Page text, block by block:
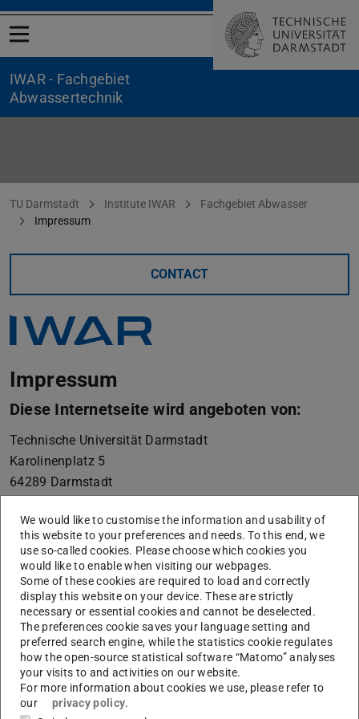
Open menu
IWAR - Fachgebiet
Abwassertechnik
You are here:
TU Darmstadt Institute IWAR
Fachgebiet Abwasser
Impressum
CONTACT
Impressum
Diese Internetseite wird angeboten von:
Technische Universität Darmstadt
Karolinenplatz 5
64289 Darmstadt
vertreten durch die Präsidentin der Technischen
Universität Darmstadt, Prof. Dr. Tanja Brühl
Die Technische Universität Darmstadt ist eine
rechtsfähige Körperschaft des öffentlichen Rechts gemäß
§ 1 Abs. 1 i.V.m. § 2 Abs. 1 Nr. 1 HHG (Hessisches
Hochschulgesetz vom 14. Dezember 2009, GVBl. I S.
666). Seit dem In-Kraft-Treten des TU Darmstadt-Gesetzes
(Gesetz zur organisatorischen Fortentwicklung der
Technischen Universität Darmstadt vom 05. Dezember
We would like to customise the information and usability of
this website to your preferences and needs. To this end, we
use so-called cookies. Please choose which cookies you
would like to enable when visiting our webpages.
Some of these cookies are required to load and correctly
display this website on your device. These are strictly
necessary or essential cookies and cannot be deselected.
The preferences cookie saves your language setting and
preferred search engine, while the statistics cookie regulates
how the open-source statistical software “Matomo” analyses
your visits to and activities on our website.
For more information about cookies we use, please refer to
our
privacy policy.